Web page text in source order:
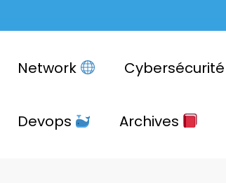
Network Cybersécurité
Devops Archives